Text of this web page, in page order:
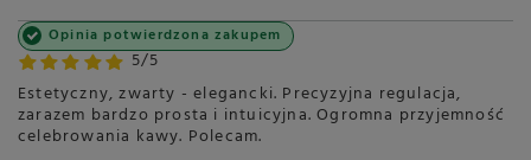
5/5
Opinia potwierdzona zakupem
Estetyczny, zwarty - elegancki. Precyzyjna regulacja,
zarazem bardzo prosta i intuicyjna. Ogromna przyjemność
celebrowania kawy. Polecam.